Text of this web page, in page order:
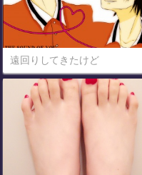
遠回りしてきたけど